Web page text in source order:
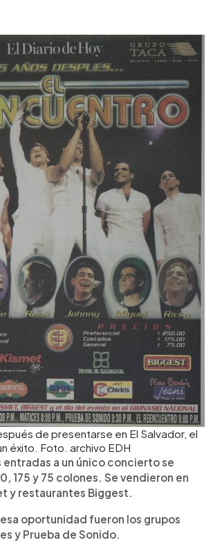
de presentarse en El Salvador, el
éxito. Foto. archivo EDH
entradas a un único concierto se
175 y 75 colones. Se vendieron en
y restaurantes Biggest.
oportunidad fueron los grupos
y Prueba de Sonido.